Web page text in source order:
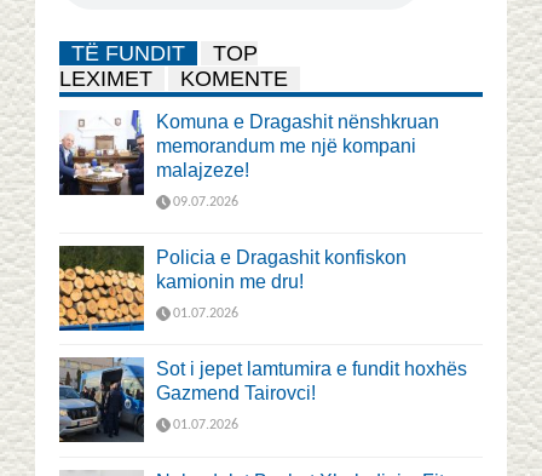
TË FUNDIT
TOP
LEXIMET
KOMENTE
Komuna e Dragashit nënshkruan
memorandum me një kompani
malajzeze!
09.07.2026
Policia e Dragashit konfiskon
kamionin me dru!
01.07.2026
Sot i jepet lamtumira e fundit hoxhës
Gazmend Tairovci!
01.07.2026